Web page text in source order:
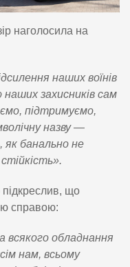
наголосила на
наших воїнів
захисників сам
підтримуємо,
назву —
як банально не
що
справою:
всякого обладнання
нам, всьому